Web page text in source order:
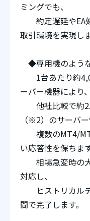
ミングでも、
約定遅延やEA
取引環境を実現しま
◆専用機のよう
1台あたり約
ーバー機器により、
他社比較で約
（※2）のサーバー
複数のMT4/
い応答性を保ちます
相場急変時の大
対応し、
ヒストリカルデ
間で完了します。